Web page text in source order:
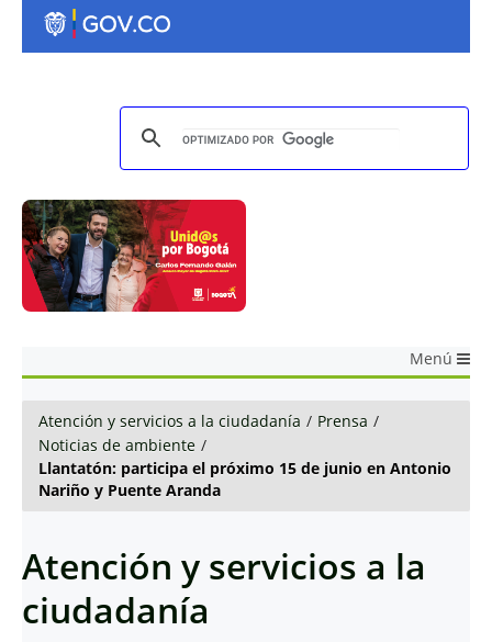
Menú
Atención y servicios a la ciudadanía / Prensa /
Noticias de ambiente /
Llantatón: participa el próximo 15 de junio en Antonio
Nariño y Puente Aranda
Atención y servicios a la
ciudadanía